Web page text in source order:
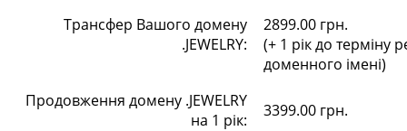
Трансфер Вашого домену
.JEWELRY:
2899.00 грн.
(+ 1 рік до терміну
доменного імені)
Продовження домену .JEWELRY
на 1 рік:
3399.00 грн.